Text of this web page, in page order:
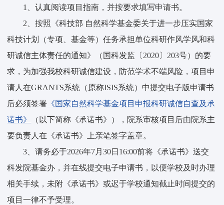
1、认真阅读项目指南，并按要求填写申请书。
2、按照《科技部 自然科学基金委关于进一步压实国家
科技计划（专项、基金等）任务承担单位科研作风学风和科
研诚信主体责任的通知》（国科发监〔2020〕203号）的要
求，为加强我校科研诚信建设，防范学术不端风险，项目申
请人在GRANTS系统（原称ISIS系统）中提交电子版申请书
后必须签署 《国家自然科学基金项目申报科研诚信自查及承
诺书》
（以下简称《承诺书》），院系审核项目后由院系主
要负责人在《承诺书》上亲笔签字盖章。
3、请务必于2026年7月30日16:00前将《承诺书》送交
科发院基金办，并在线提交电子申请书，以便学校及时办理
相关手续，未附《承诺书》或迟于学校通知截止时间提交的
项目一律不予受理。